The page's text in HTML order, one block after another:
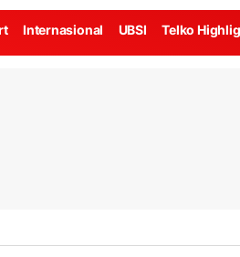
Internasional UBSI Telko